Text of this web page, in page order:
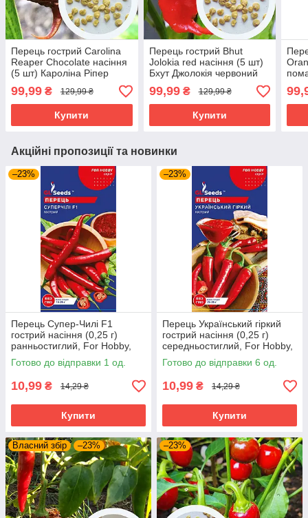
Перець гострий Carolina
Reaper Chocolate насіння
(5 шт) Кароліна Ріпер
шоколад каролінський
жнець чілі суперхот до 2
200 000 SHU
99,99 ₴ 129,99 ₴
Купити
Перець гострий Bhut
Jolokia red насіння (5 шт)
Бхут Джолокія червоний
суперхот до 1 000
000 SHU
99,99₴ 129,99 ₴
Купити
SHU
Акційні пропозиції та новинки
–23%
Перець Супер-Чилі F1
гострий насіння (0,25 г)
ранньостиглий, For Hobby,
TM GL Seeds
Готово до відправки 1 од.
10,99 ₴ 14,29 ₴
Купити
–23%
Перець Український гіркий
гострий насіння (0,25 г)
середньостиглий, For Hobby,
TM GL Seeds
Готово до відправки 6 од.
10,99 ₴ 14,29 ₴
Купити
Власний збір –23% –23%